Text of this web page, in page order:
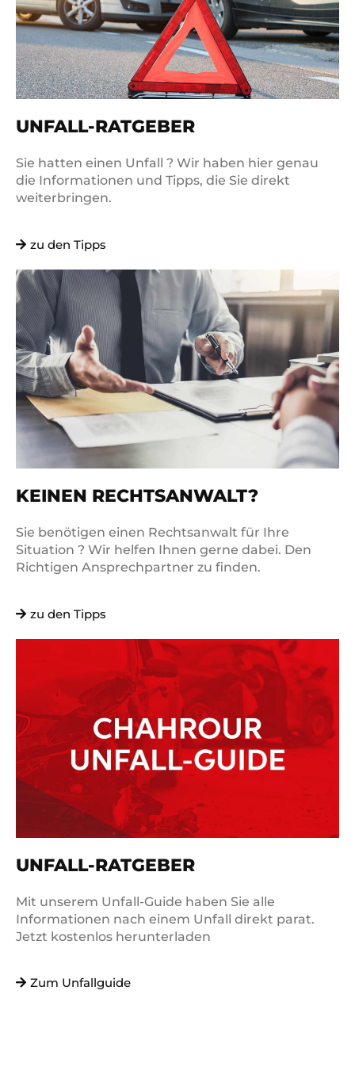
UNFALL-RATGEBER
Sie hatten einen Unfall ? Wir haben hier genau
die Informationen und Tipps, die Sie direkt
weiterbringen.
zu den Tipps
KEINEN RECHTSANWALT?
Sie benötigen einen Rechtsanwalt für Ihre
Situation ? Wir helfen Ihnen gerne dabei. Den
Richtigen Ansprechpartner zu finden.
zu den Tipps
UNFALL-RATGEBER
Mit unserem Unfall-Guide haben Sie alle
Informationen nach einem Unfall direkt parat.
Jetzt kostenlos herunterladen
Zum Unfallguide